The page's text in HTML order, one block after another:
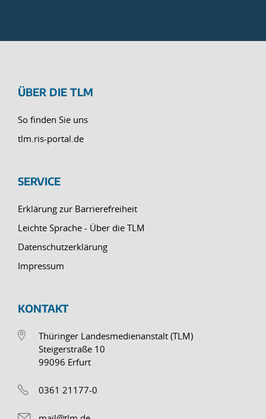
ÜBER DIE TLM
So finden Sie uns
tlm.ris-portal.de
SERVICE
Erklärung zur Barrierefreiheit
Leichte Sprache - Über die TLM
Datenschutzerklärung
Impressum
KONTAKT
Thüringer Landesmedienanstalt (TLM)
Steigerstraße 10
99096 Erfurt
0361 21177-0